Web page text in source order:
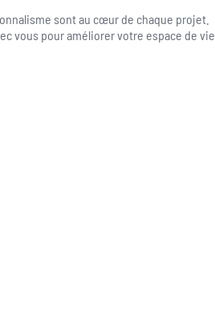
sont au cœur de chaque projet.
vous pour améliorer votre espace de vie.